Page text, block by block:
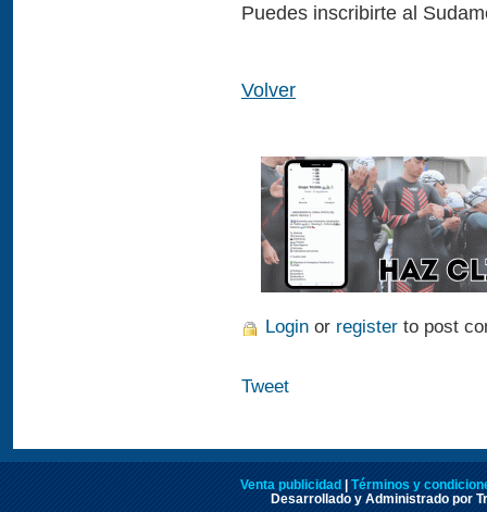
Puedes inscribirte al
Volver
Login or register to post
Tweet
Venta publicidad | Términos y
Desarrollado y Administrado por